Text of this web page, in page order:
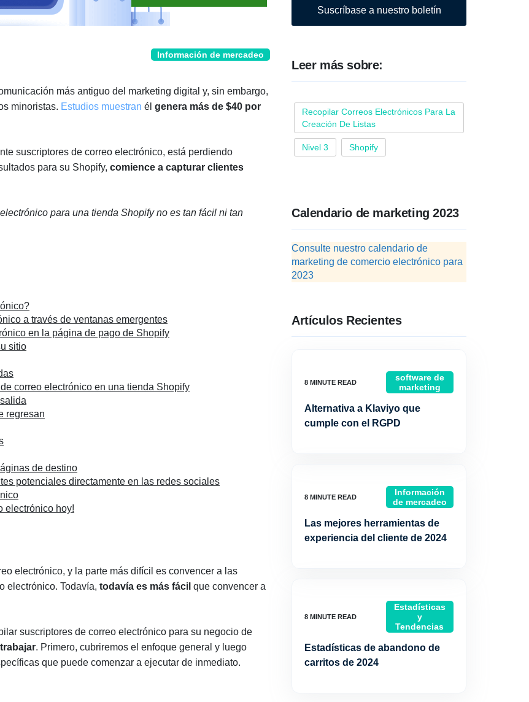
Información de mercadeo
más antiguo del marketing digital y, sin embargo,
minoristas. Estudios muestran él genera más de $40 por
suscriptores de correo electrónico, está perdiendo
para su Shopify, comience a capturar clientes
para una tienda Shopify no es tan fácil ni tan
a través de ventanas emergentes
en la página de pago de Shopify
sitio
correo electrónico en una tienda Shopify
regresan
de destino
potenciales directamente en las redes sociales
electrónico hoy!
electrónico, y la parte más difícil es convencer a las
electrónico. Todavía, todavía es más fácil que convencer a
suscriptores de correo electrónico para su negocio de
. Primero, cubriremos el enfoque general y luego
que puede comenzar a ejecutar de inmediato.
Suscríbase a nuestro boletín
Leer más sobre:
Recopilar Correos Electrónicos Para La
Creación De Listas
Nivel 3 Shopify
Calendario de marketing 2023
Consulte nuestro calendario de
marketing de comercio electrónico para
2023
Artículos Recientes
software de
marketing
Alternativa a Klaviyo que
cumple con el RGPD
Información
de mercadeo
Las mejores herramientas de
experiencia del cliente de 2024
Estadísticas
y
Tendencias
Estadísticas de abandono de
carritos de 2024